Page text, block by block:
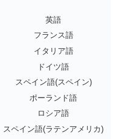
英語
フランス語
イタリア語
ドイツ語
スペイン語(スペイン)
ポーランド語
ロシア語
スペイン語(ラテンアメリカ)